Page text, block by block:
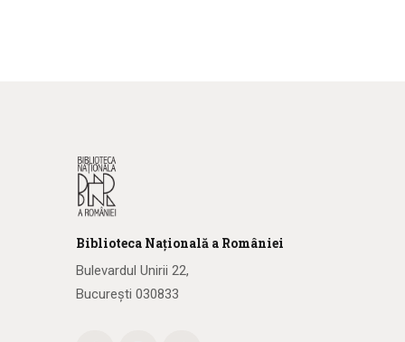
Biblioteca Națională a României
Bulevardul Unirii 22,
București 030833